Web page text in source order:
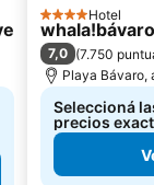
4 Estrellas
Hotel
whala!bávaro
7,0 (7.750
Playa Bávaro,
Seleccioná
precios